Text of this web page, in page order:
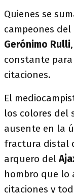
Quienes se
campeones
Gerónimo Rulli
constante
citaciones.
El
los colores del
ausente en la
fractura distal
arquero del
hombro que lo
citaciones y